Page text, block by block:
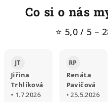
Co si o nás
⭐ 5,0 / 5 –
JT
Jiřina
Trhlíková
• 1.7.2026
RP
Renáta
Pavičová
• 25.5.2026